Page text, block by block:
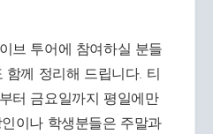
브 투어에 참여하실 분들
함께 정리해 드립니다. 티
터 금요일까지 평일에만
이나 학생분들은 주말과